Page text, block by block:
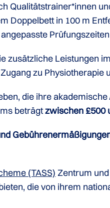
Qualitätstrainer*innen
Doppelbett in 100 m
zusätzliche Leistungen
zu Physiotherapie
die ihre
beträgtzwischen £500
(TASS) Zentrum
die von ihrem